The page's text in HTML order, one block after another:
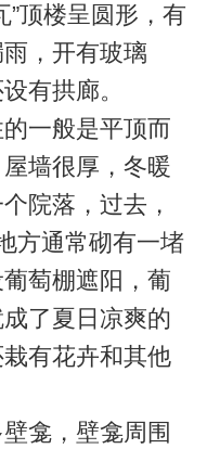
”顶楼呈圆形，有
，开有玻璃
有拱廊。
一般是平顶而
墙很厚，冬暖
院落，过去，
方通常砌有一堵
萄棚遮阳，葡
了夏日凉爽的
有花卉和其他
龛，壁龛周围